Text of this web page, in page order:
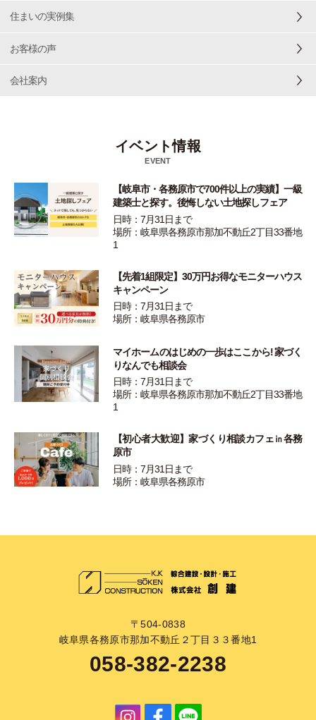
住まいの実例集
お客様の声
会社案内
イベント情報
EVENT
【岐阜市・各務原市で700件以上の実績】一級
建築士と探す。後悔しない土地探しフェア
日時：7月31日まで
場所：岐阜県各務原市那加不動丘2丁目33番地
1
【先着1組限定】30万円お得なモニターハウス
キャンペーン
日時：7月31日まで
場所：岐阜県各務原市
マイホームのはじめの一歩はここから! 家づく
りなんでも相談会
日時：7月31日まで
場所：岐阜県各務原市那加不動丘2丁目33番地
1
【初心者大歓迎】家づくり相談カフェ㏌各務
原市
日時：7月31日まで
場所：岐阜県各務原市
〒504-0838
岐阜県各務原市那加不動丘２丁目３３番地1
058-382-2238